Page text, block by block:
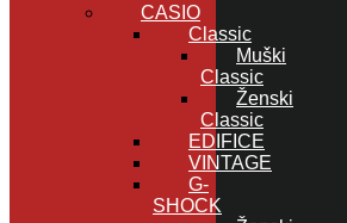
CASIO
Classic
Muški
Classic
Ženski
Classic
EDIFICE
VINTAGE
G-
SHOCK